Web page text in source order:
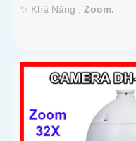
️✨ Khả Năng : Zoom.